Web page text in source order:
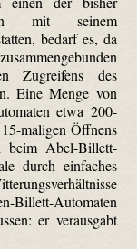
mit seinem
bedarf es, da
Zugreifens des
Eine Menge von
etwa 200-
maligen Öffnens
beim Abel-Billett-
durch einfaches
Automaten
er verausgabt